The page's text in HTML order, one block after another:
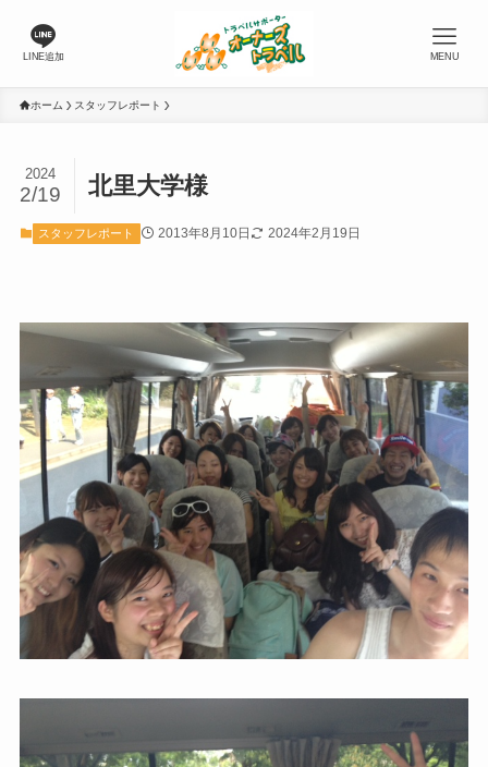
LINE追加 MENU
ホーム スタッフレポート
北里大学様
2024
2/19
スタッフレポート 2013年8月10日 2024年2月19日